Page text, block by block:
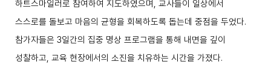
하트스마일러로 참여하여 지도하였으며, 교사들이 일상에서
스스로를 돌보고 마음의 균형을 회복하도록 돕는데 중점을 두었다.
참가자들은 3일간의 집중 명상 프로그램을 통해 내면을 깊이
성찰하고, 교육 현장에서의 소진을 치유하는 시간을 가졌다.